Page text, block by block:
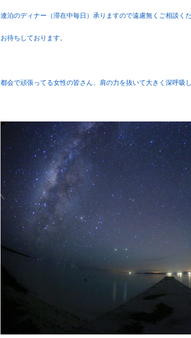
連泊のディナー（滞在中毎日）承りますので遠慮無くご相談くだ
お待ちしております。
都会で頑張ってる女性の皆さん、肩の力を抜いて大きく深呼吸